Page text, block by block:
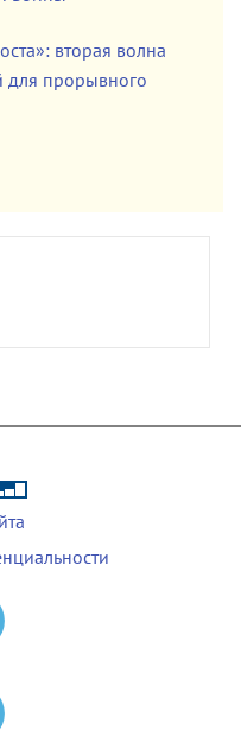
вторая волна
для прорывного